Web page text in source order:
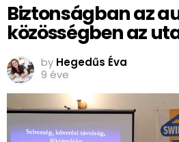
Biztonságban az
közösségben az
by Hegedűs Éva
9 éve